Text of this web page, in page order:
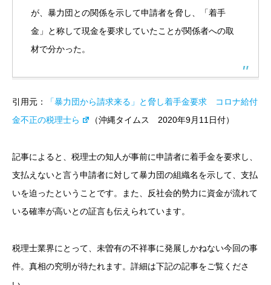
が、暴力団との関係を示して申請者を脅し、「着手
金」と称して現金を要求していたことが関係者への取
材で分かった。
引用元：
「暴力団から請求来る」と脅し着手金要求 コロナ給付
金不正の税理士ら
（沖縄タイムス 2020年9月11日付）
記事によると、税理士の知人が事前に申請者に着手金を要求し、
支払えないと言う申請者に対して暴力団の組織名を示して、支払
いを迫ったということです。また、反社会的勢力に資金が流れて
いる確率が高いとの証言も伝えられています。
税理士業界にとって、未曽有の不祥事に発展しかねない今回の事
件。真相の究明が待たれます。詳細は下記の記事をご覧くださ